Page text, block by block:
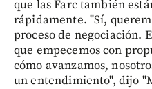
que las Farc también
rápidamente. "Sí,
proceso de negociación.
que empecemos con
cómo avanzamos,
un entendimiento", dijo